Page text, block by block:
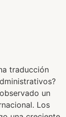
traducción
un
Los